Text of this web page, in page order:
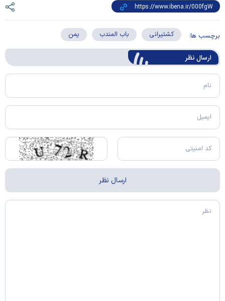
برچسب ها: کشتیرانی باب المندب یمن
ارسال‌ نظر